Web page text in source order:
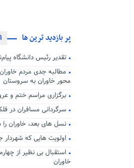
پر بازدید ترین ها 1 روز
تقدیر رئیس دانشگاه
مطالبه جدی مردم
محور خاوران به سروستان
برگزاری مراسم ختم و
سرگردانی مسافران در
نسل های بعد، خاوران
اولویت هایی که شهردار
استقبال بی نظیر از
خاوران